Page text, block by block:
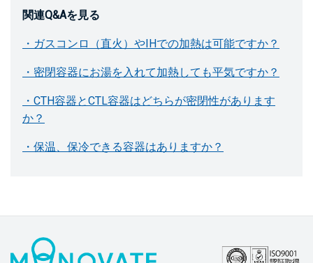
関連Q&Aを見る
・ガスコンロ（直火）やIHでの加熱は可能ですか？
・密閉容器にお湯を入れて加熱しても平気ですか？
・CTH容器とCTL容器はどちらが密閉性があります
か？
・保温、保冷できる容器はありますか？